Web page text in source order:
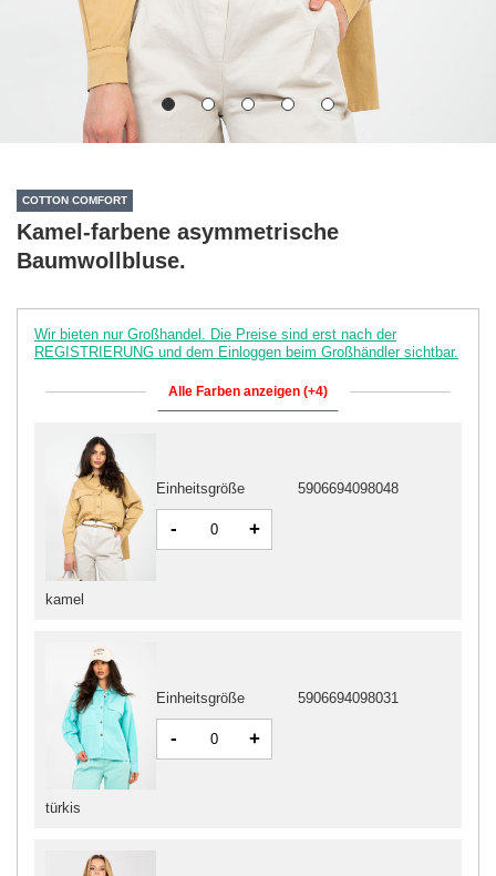
COTTON COMFORT
Kamel-farbene asymmetrische
Baumwollbluse.
Wir bieten nur Großhandel. Die Preise sind erst nach der
REGISTRIERUNG und dem Einloggen beim Großhändler sichtbar.
Alle Farben anzeigen (+4)
türkis
Einheitsgröße 5906694098031
- +
kamel
Einheitsgröße 5906694098048
- +